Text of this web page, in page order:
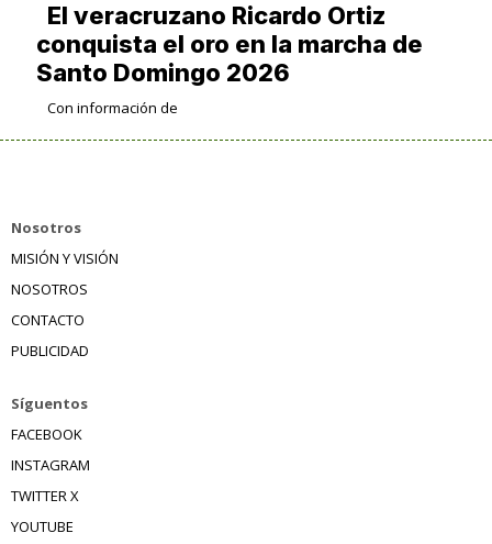
​El veracruzano Ricardo Ortiz
conquista el oro en la marcha de
Santo Domingo 2026
Con información de
Nosotros
MISIÓN Y VISIÓN
NOSOTROS
CONTACTO
PUBLICIDAD
Síguentos
FACEBOOK
INSTAGRAM
TWITTER X
YOUTUBE